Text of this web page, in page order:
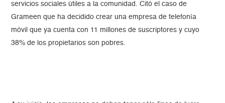
servicios sociales útiles a la comunidad. Citó el caso de
Grameen que ha decidido crear una empresa de telefonía
móvil que ya cuenta con 11 millones de suscriptores y cuyo
38% de los propietarios son pobres.